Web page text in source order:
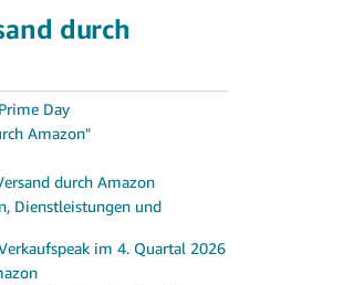
durch
Day
Amazon"
durch Amazon
Dienstleistungen und
im 4. Quartal 2026